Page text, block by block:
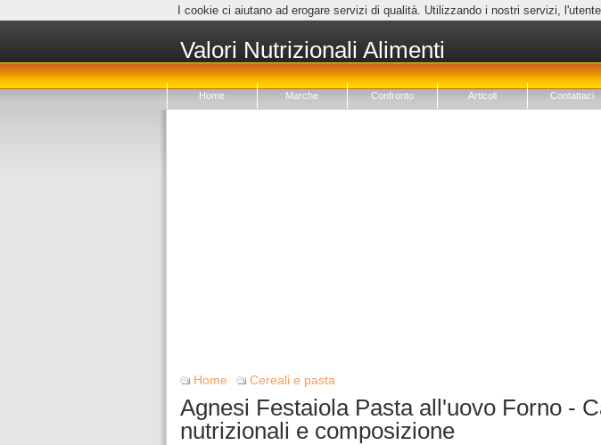
I cookie ci aiutano ad erogare servizi di qualità. Utilizzando i nostri servizi,
Valori Nutrizionali Alimenti
Home Marche Confronto Articoli Contattaci
Home Cereali e pasta
Agnesi Festaiola Pasta all'uovo Forno -
nutrizionali e composizione